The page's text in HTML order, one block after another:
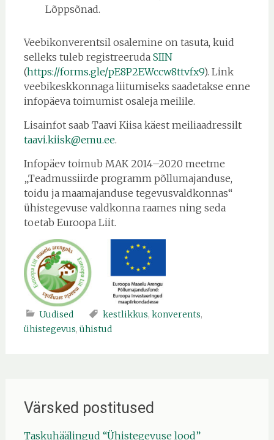
Lõppsõnad.
Veebikonverentsil osalemine on tasuta, kuid
selleks tuleb registreeruda SIIN
(https://forms.gle/pE8P2EWccw8ttvfx9). Link
veebikeskkonnaga liitumiseks saadetakse enne
infopäeva toimumist osaleja meilile.
Lisainfot saab Taavi Kiisa käest meiliaadressilt
taavi.kiisk@emu.ee.
Infopäev toimub MAK 2014–2020 meetme
„Teadmussiirde programm põllumajanduse,
toidu ja maamajanduse tegevusvaldkonnas“
ühistegevuse valdkonna raames ning seda
toetab Euroopa Liit.
Uudised kestlikkus, konverents,
ühistegevus, ühistud
Värsked postitused
Taskuhäälingud “Ühistegevuse lood”